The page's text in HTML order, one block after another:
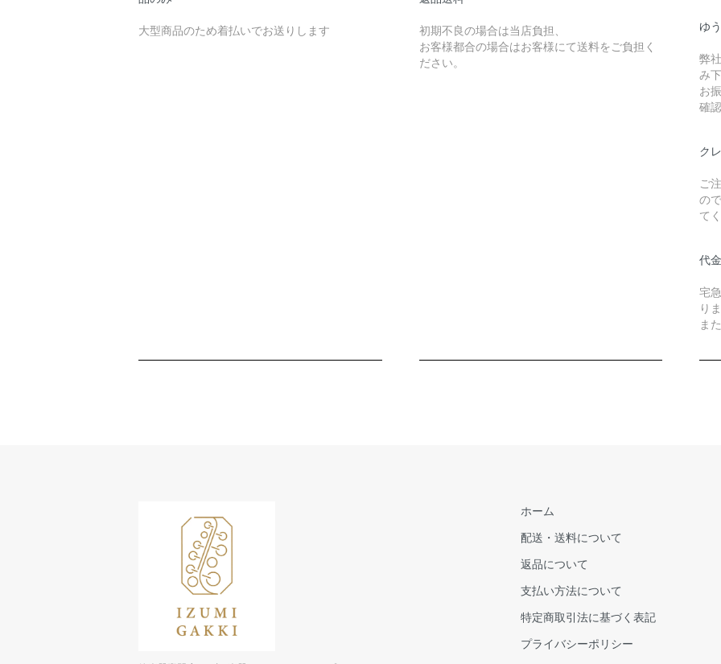
大型商品のため着払いでお送りします
初期不良の場合は当店負担、
お客様都合の場合はお客様にて送料をご負担く
ださい。
ゆ
弊
み
お
確
ク
ご
の
て
代
宅
り
ま
ホーム
配送・送料について
返品について
支払い方法について
特定商取引法に基づく表記
プライバシーポリシー